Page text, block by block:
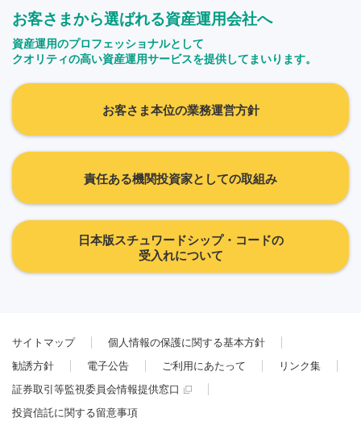
お客さまから選ばれる資産運用会社へ
資産運用のプロフェッショナルとして
クオリティの高い資産運用サービスを提供してまいります。
お客さま本位の業務運営方針
責任ある機関投資家としての取組み
日本版スチュワードシップ・コードの
受入れについて
サイトマップ
個人情報の保護に関する基本方針
勧誘方針
電子公告 ご利用にあたって
リンク集
証券取引等監視委員会情報提供窓口
投資信託に関する留意事項